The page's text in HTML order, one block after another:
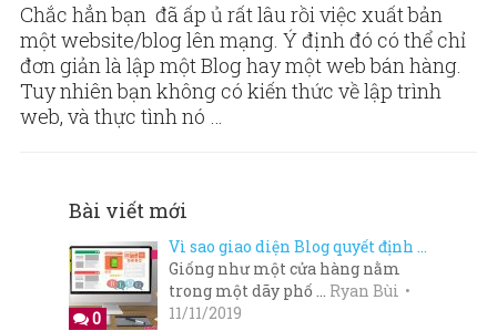
Chắc hẳn bạn đã ấp ủ rất lâu rồi việc xuất bản
một website/blog lên mạng. Ý định đó có thể chỉ
đơn giản là lập một Blog hay một web bán hàng.
Tuy nhiên bạn không có kiến thức về lập trình
web, và thực tình nó …
Bài viết mới
0
Vì sao giao diện Blog quyết định …
Giống như một cửa hàng nằm
trong một dãy phố … Ryan Bùi
11/11/2019